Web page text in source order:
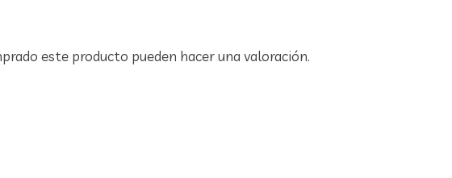
este producto pueden hacer una valoración.